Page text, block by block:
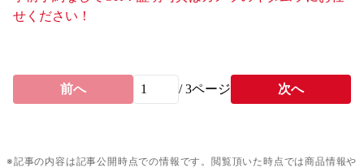
せください！
前へ /3ページ 次へ
※記事の内容は記事公開時点での情報です。閲覧頂いた時点では商品情報や